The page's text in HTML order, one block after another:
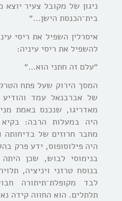
ניגון של מקובל צעיר
בית־הכנסת הישן…״
איסרלין השפיל את ריסי
להשפיל את ריסי עיניה:
״עלם זה חתני הוא…״
המסך הירוק שעל פתח
של אברבנאל עמד
מאדריגו, שנכנס באמת
היה במעלות הרבה:
מחבר חרוזים של בדיחותה
היה פילוסופוס, ידע פרק
בנימוסי לבוש, שכן
בנוסח טרזני ויניציה,
לבד מקופלת־תיתורה
תלתלים. הוא החווה קידה